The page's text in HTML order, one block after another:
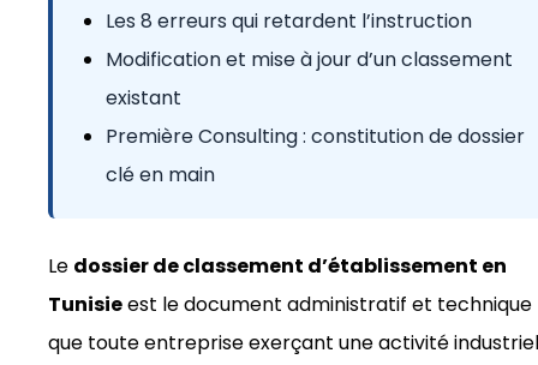
Les 8 erreurs qui retardent l’instruction
Modification et mise à jour d’un classement
existant
Première Consulting : constitution de dossier
clé en main
Le dossier de classement d’établissement en
Tunisieest le document administratif et technique
que toute entreprise exerçant une activité